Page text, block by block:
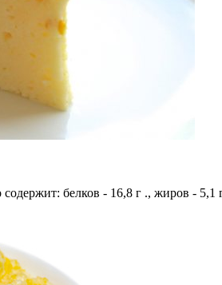
белков - 16,8 г ., жиров - 5,1